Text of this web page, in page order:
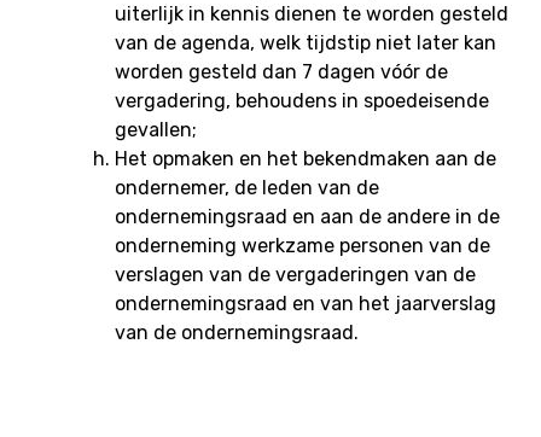
uiterlijk in kennis dienen te worden gesteld
van de agenda, welk tijdstip niet later kan
worden gesteld dan 7 dagen vóór de
vergadering, behoudens in spoedeisende
gevallen;
Het opmaken en het bekendmaken aan de
ondernemer, de leden van de
ondernemingsraad en aan de andere in de
onderneming werkzame personen van de
verslagen van de vergaderingen van de
ondernemingsraad en van het jaarverslag
van de ondernemingsraad.